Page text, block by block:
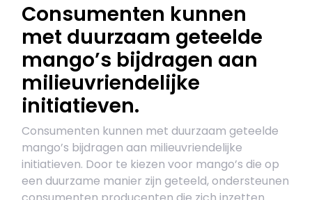
Consumenten kunnen
met duurzaam geteelde
mango’s bijdragen aan
milieuvriendelijke
initiatieven.
Consumenten kunnen met duurzaam geteelde
mango’s bijdragen aan milieuvriendelijke
initiatieven. Door te kiezen voor mango’s die op
een duurzame manier zijn geteeld, ondersteunen